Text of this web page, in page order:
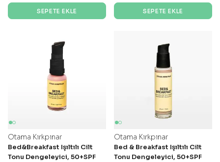
SEPETE EKLE SEPETE EKLE
Otama Kırkpınar
Bed&Breakfast Işıltılı Cilt
Tonu Dengeleyici, 50+SPF
Otama Kırkpınar
Bed & Breakfast Işıltılı Cilt
Tonu Dengeleyici, 50+SPF